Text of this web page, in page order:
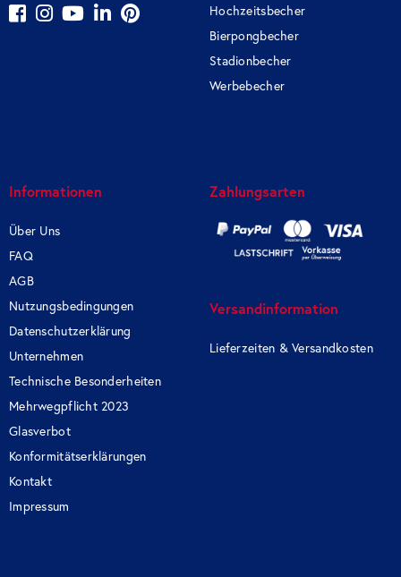
Hochzeitsbecher
Bierpongbecher
Stadionbecher
Werbebecher
Informationen
Über Uns
FAQ
AGB
Nutzungsbedingungen
Datenschutzerklärung
Unternehmen
Technische Besonderheiten
Mehrwegpflicht 2023
Glasverbot
Konformitätserklärungen
Kontakt
Impressum
Zahlungsarten
Versandinformation
Lieferzeiten & Versandkosten